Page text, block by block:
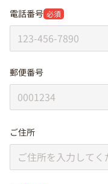
電話番号 必須
郵便番号
ご住所